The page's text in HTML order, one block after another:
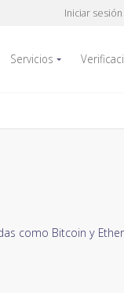
Iniciar sesión
Servicios
como Bitcoin y